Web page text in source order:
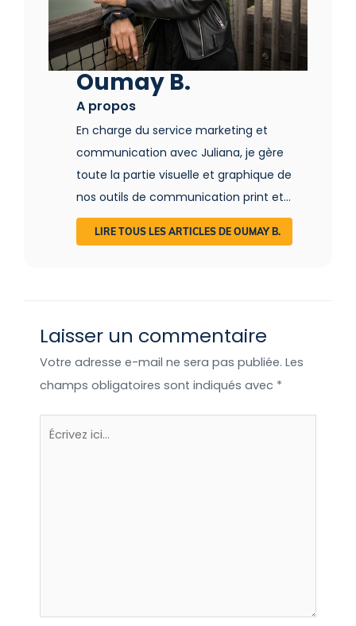
Oumay B.
A propos
En charge du service marketing et
communication avec Juliana, je gère
toute la partie visuelle et graphique de
nos outils de communication print et
web. Je mets également en valeur vos
hébergements insolites à travers des
mais aussi pour vous partager de
à la communication en ligne.
LIRE TOUS LES ARTICLES DE OUMAY B.
Laisser un commentaire
Votre adresse e-mail ne sera pas publiée. Les
champs obligatoires sont indiqués avec *
Écrivez